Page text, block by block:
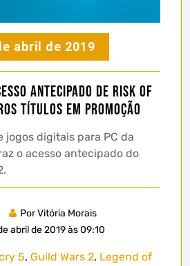
abril de 2019
antecipado de Risk of
títulos em promoção
jogos digitais para PC da
o acesso antecipado do
Por Vitória Morais
abril de 2019 às 09:10
5, Guild Wars 2, Legend of